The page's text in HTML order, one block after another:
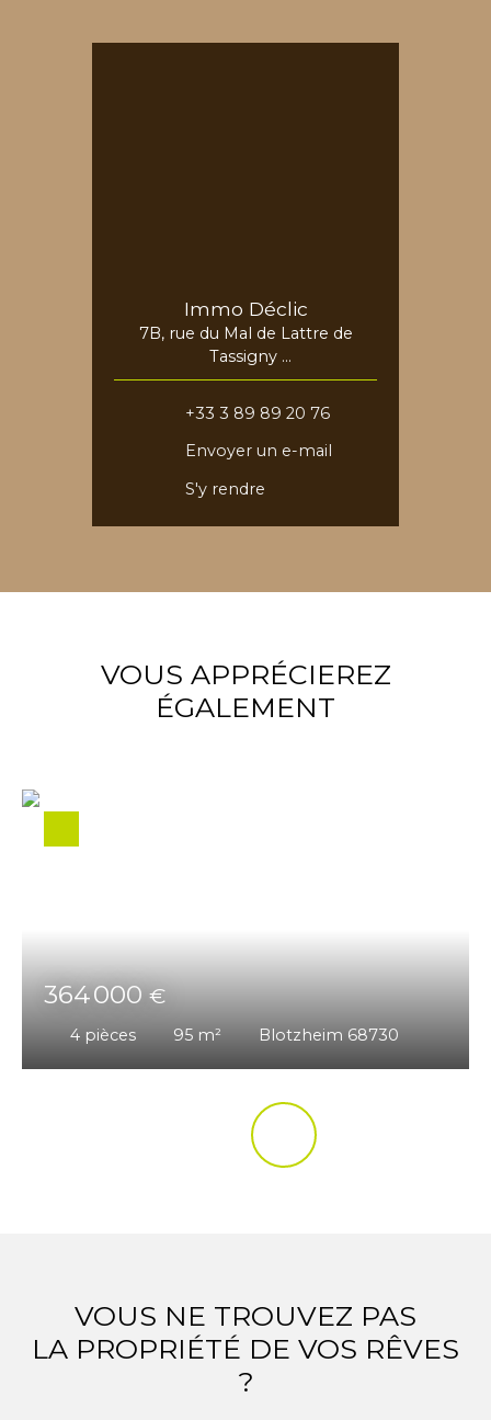
Immo Déclic
7B, rue du Mal de Lattre de
Tassigny
68730 Blotzheim
+33 3 89 89 20 76
Envoyer un e-mail
S'y rendre
VOUS APPRÉCIEREZ
ÉGALEMENT
364 000€
4 pièces 95 m² Blotzheim 68730
VOUS NE TROUVEZ PAS
LA PROPRIÉTÉ DE VOS RÊVES
?